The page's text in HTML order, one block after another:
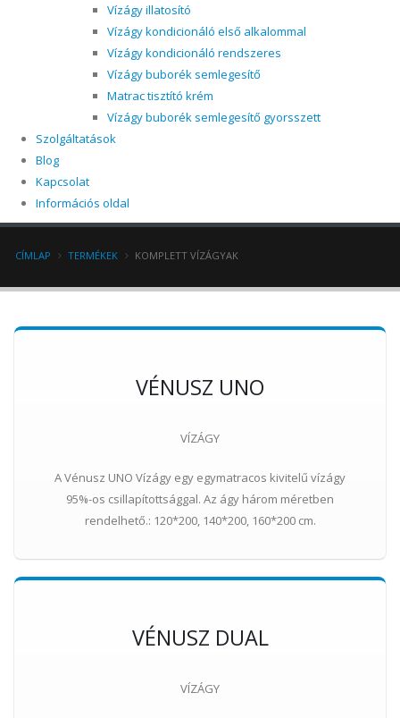
Vízágy illatosító
Vízágy kondicionáló első alkalommal
Vízágy kondicionáló rendszeres
Vízágy buborék semlegesítő
Matrac tisztító krém
Vízágy buborék semlegesítő gyorsszett
Szolgáltatások
Blog
Kapcsolat
Információs oldal
CÍMLAP TERMÉKEK KOMPLETT VÍZÁGYAK
VÉNUSZ UNO
VÍZÁGY
A Vénusz UNO Vízágy egy egymatracos kivitelű vízágy
95%-os csillapítottsággal. Az ágy három méretben
rendelhető.: 120*200, 140*200, 160*200 cm.
VÉNUSZ DUAL
VÍZÁGY